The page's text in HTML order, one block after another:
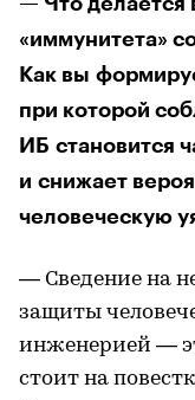
«иммунитета»
Как вы
при которой
ИБ становится
и снижает
человеческую
— Сведение на
защиты
инженерией —
стоит на